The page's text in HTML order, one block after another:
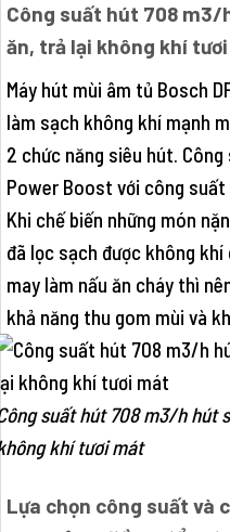
Công suất hút 708
ăn, trả lại không khí
Máy hút mùi âm tủ Bosch
làm sạch không khí mạnh
2 chức năng siêu hút.
Power Boost với công suất
Khi chế biến những món
đã lọc sạch được không
may làm nấu ăn cháy thì
khả năng thu gom mùi và
suất hút 708 m3/h hút
khí tươi mát
Lựa chọn công suất và